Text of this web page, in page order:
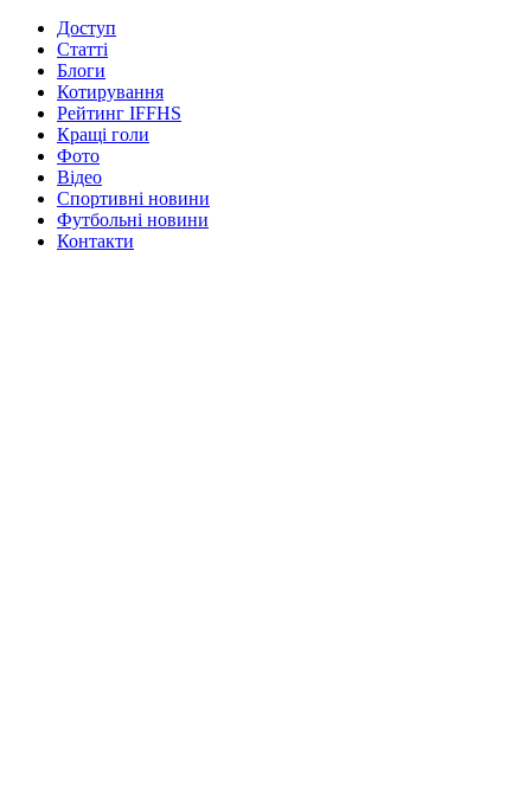
Доступ
Статті
Блоги
Котирування
Рейтинг IFFHS
Кращі голи
Фото
Відео
Спортивні новини
Футбольні новини
Контакти